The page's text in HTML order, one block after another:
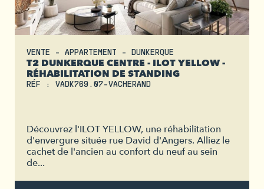
VENTE - APPARTEMENT - DUNKERQUE
T2 DUNKERQUE CENTRE - ILOT YELLOW -
RÉHABILITATION DE STANDING
RÉF : VADK769.07-VACHERAND
Découvrez l'ILOT YELLOW, une réhabilitation
d'envergure située rue David d'Angers. Alliez le
cachet de l'ancien au confort du neuf au sein
de...